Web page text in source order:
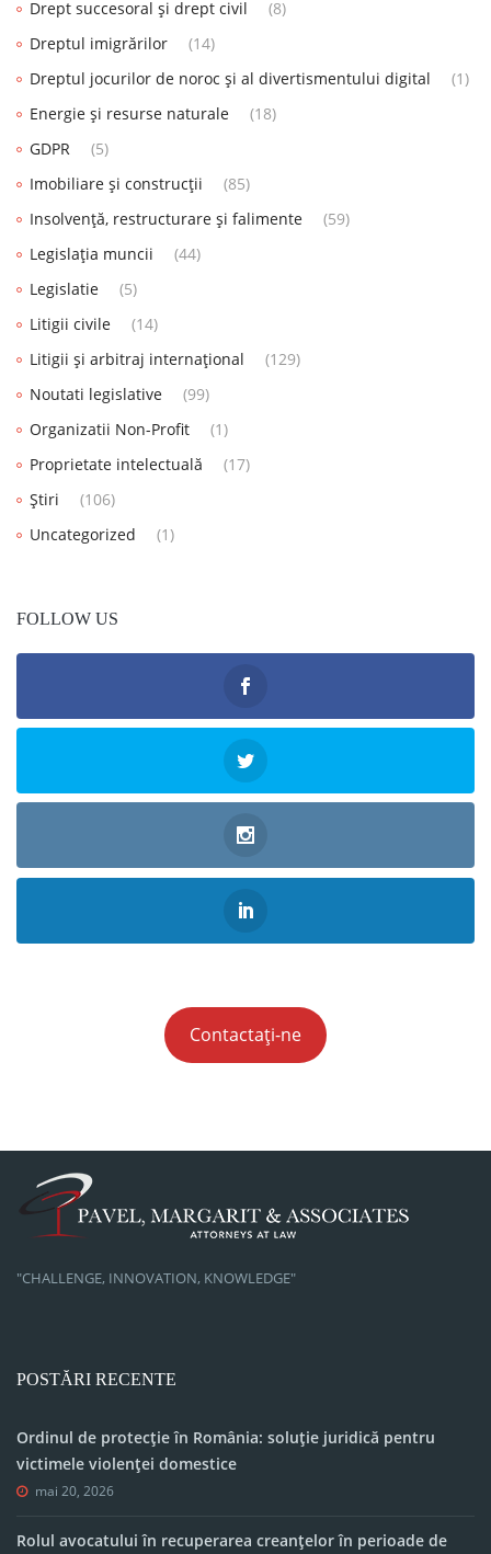
Drept succesoral și drept civil
(8)
Dreptul imigrărilor
(14)
Dreptul jocurilor de noroc și al divertismentului digital
(1)
Energie și resurse naturale
(18)
GDPR
(5)
Imobiliare și construcții
(85)
Insolvență, restructurare și falimente
(59)
Legislația muncii
(44)
Legislatie
(5)
Litigii civile
(14)
Litigii și arbitraj internațional
(129)
Noutati legislative
(99)
Organizatii Non-Profit
(1)
Proprietate intelectuală
(17)
Știri
(106)
Uncategorized
(1)
FOLLOW US
Contactați-ne
"CHALLENGE, INNOVATION, KNOWLEDGE"
POSTĂRI RECENTE
Ordinul de protecție în România: soluție juridică pentru
victimele violenței domestice
mai 20, 2026
Rolul avocatului în recuperarea creanțelor în perioade de